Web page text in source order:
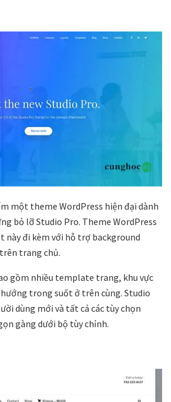
một theme WordPress hiện đại dành
bỏ lỡ Studio Pro. Theme WordPress
này đi kèm với hỗ trợ background
trang chủ.
gồm nhiều template trang, khu vực
trong suốt ở trên cùng. Studio
dùng mới và tất cả các tùy chọn
gàng dưới bộ tùy chỉnh.